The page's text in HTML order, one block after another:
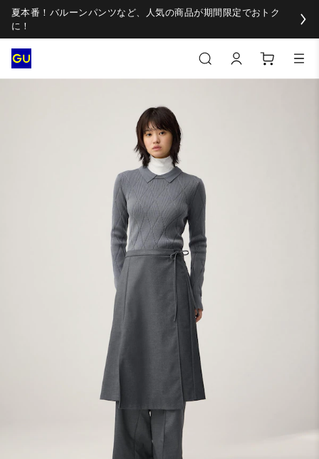
夏本番！バルーンパンツなど、人気の商品が期間限定でおトク
に！